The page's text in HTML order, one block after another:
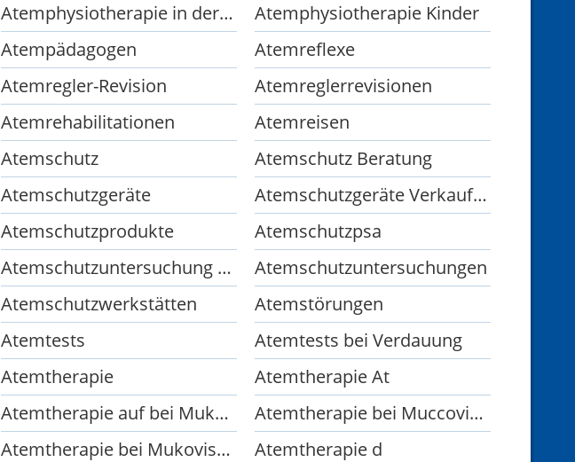
Atemphysiotherapie in der Pädiatrie
Atemphysiotherapie Kinder
Atempädagogen
Atemreflexe
Atemregler-Revision
Atemreglerrevisionen
Atemrehabilitationen
Atemreisen
Atemschutz
Atemschutz Beratung
Atemschutzgeräte
Atemschutzgeräte Verkaufen
Atemschutzprodukte
Atemschutzpsa
Atemschutzuntersuchung G26 3
Atemschutzuntersuchungen
Atemschutzwerkstätten
Atemstörungen
Atemtests
Atemtests bei Verdauung
Atemtherapie
Atemtherapie At
Atemtherapie auf bei Mukoviszidose
Atemtherapie bei Muccoviszidose
Atemtherapie bei Mukoviszidose Craniosacrale Therapie Sportmedizin
Atemtherapie d